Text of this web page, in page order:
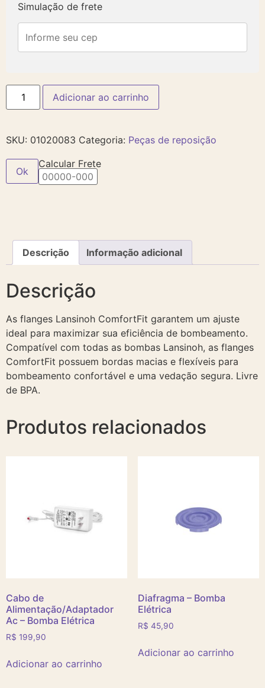
Simulação de frete
Adicionar ao carrinho
SKU: 01020083 Categoria: Peças de reposição
Calcular Frete
Ok
Descrição Informação adicional
Descrição
As flanges Lansinoh ComfortFit garantem um ajuste
ideal para maximizar sua eficiência de bombeamento.
Compatível com todas as bombas Lansinoh, as flanges
ComfortFit possuem bordas macias e flexíveis para
bombeamento confortável e uma vedação segura. Livre
de BPA.
Produtos relacionados
Cabo de
Alimentação/Adaptador
Ac – Bomba Elétrica
R$ 199,90
Adicionar ao carrinho
Diafragma – Bomba
Elétrica
R$ 45,90
Adicionar ao carrinho